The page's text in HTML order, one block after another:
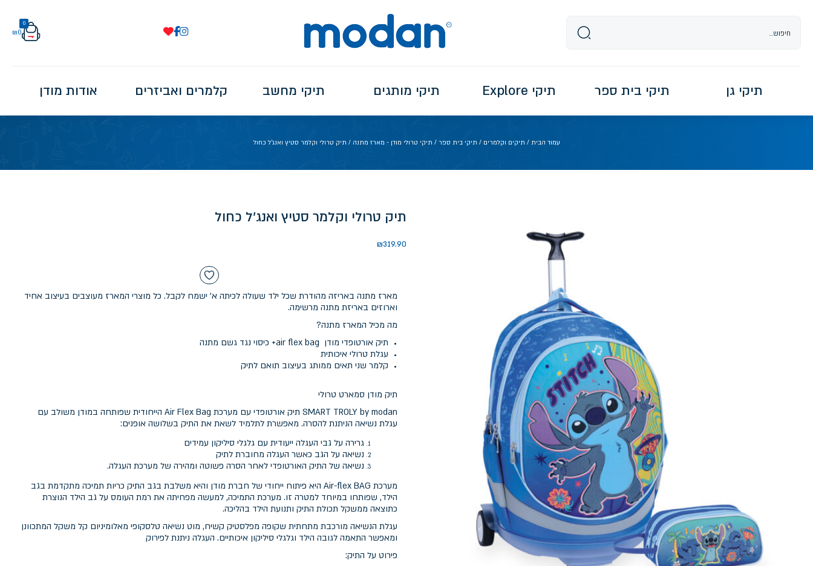
0
₪0
תיקי גן תיקי בית ספר תיקי Explore תיקי מותגים תיקי מחשב קלמרים ואביזרים אודות מודן
עמוד הבית / תיקים וקלמרים / תיקי בית ספר / תיקי טרולי מודן - מארז מתנה / תיק טרולי וקלמר סטיץ ואנג'ל כחול
תיק טרולי וקלמר סטיץ ואנג'ל כחול
₪319.90
מארז מתנה באריזה מהודרת שכל ילד שעולה לכיתה א' ישמח לקבל. כל מוצרי המארז מעוצבים בעיצוב אחיד
וארוזים באריזת מתנה מרשימה.
מה מכיל המארז מתנה?
תיק אורטופדי מודן air flex bag+ כיסוי נגד גשם מתנה
עגלת טרולי איכותית
קלמר שני תאים ממותג בעיצוב תואם לתיק
תיק מודן סמארט טרולי
SMART TROLY by modan תיק אורטופדי עם מערכת Air Flex Bag הייחודית שפותחה במודן משולב עם
עגלת נשיאה הניתנת להסרה. מאפשרת לתלמיד לשאת את התיק בשלושה אופנים:
גרירה על גבי העגלה ייעודית עם גלגלי סיליקון עמידים
נשיאה על הגב כאשר העגלה מחוברת לתיק
נשיאה של התיק האורטופדי לאחר הסרה פשוטה ומהירה של מערכת העגלה.
מערכת Air-flex BAG היא פיתוח ייחודי של חברת מודן והיא משלבת בגב התיק כריות תמיכה מתקדמת בגב
הילד, שפותחו במיוחד למטרה זו. מערכת התמיכה, למעשה מפחיתה את רמת העומס על גב הילד הנוצרת
כתוצאה ממשקל תכולת התיק ותנועת הילד בהליכה.
עגלת הנשיאה מורכבת מתחתית שקופה מפלסטיק קשיח, מוט נשיאה טלסקופי מאלומיניום קל משקל המתכוונן
ומאפשר התאמה לגובה הילד וגלגלי סיליקון איכותיים. העגלה ניתנת לפירוק
פירוט על התיק: